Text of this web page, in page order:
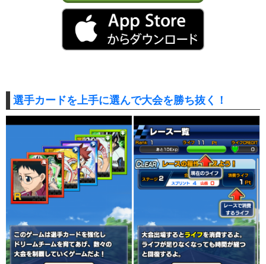
選手カードを上手に選んで大会を勝ち抜く！